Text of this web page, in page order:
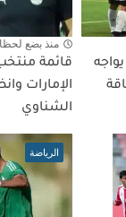
منذ بضع
قائمة
الإمارات
الشناوي
الرياضة